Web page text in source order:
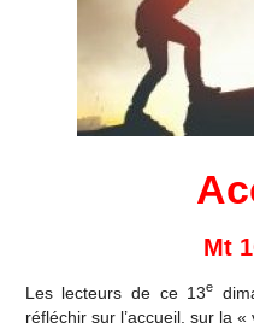
Mt
Les lecteurs de ce 13e
réfléchir sur l’accueil, sur la «